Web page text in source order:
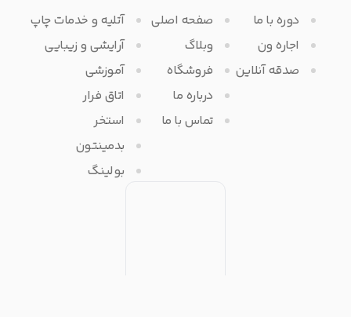
دوره با ما
اجاره ون
صدقه آنلاین
صفحه اصلی
وبلاگ
فروشگاه
درباره ما
تماس با ما
آتلیه و خدمات چاپ
آرایشی و زیبایی
آموزشی
اتاق فرار
استخر
بدمینتون
بولینگ